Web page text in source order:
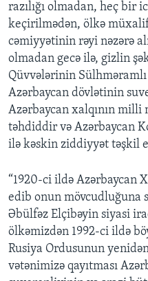
razılığı olmadan, heç bir
keçirilmədən, ölkə
cəmiyyətinin rəyi nəzərə
olmadan gecə ilə, gizlin
Qüvvələrinin
Azərbaycan dövlətinin
Azərbaycan xalqının milli
təhdiddir və Azərbaycan
ilə kəskin ziddiyyət təşkil
“1920-ci ildə Azərbaycan
edib onun mövcudluğuna
Əbülfəz Elçibəyin siyasi
ölkəmizdən 1992-ci ildə
Rusiya Ordusunun
vətənimizə qayıtması